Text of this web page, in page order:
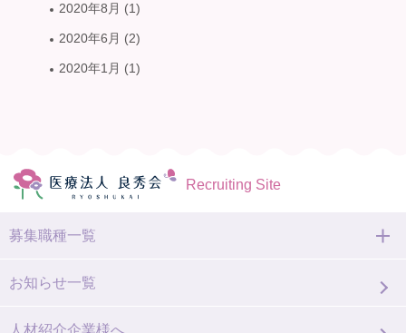
2020年8月 (1)
2020年6月 (2)
2020年1月 (1)
Recruiting Site
募集職種一覧
お知らせ一覧
人材紹介企業様へ